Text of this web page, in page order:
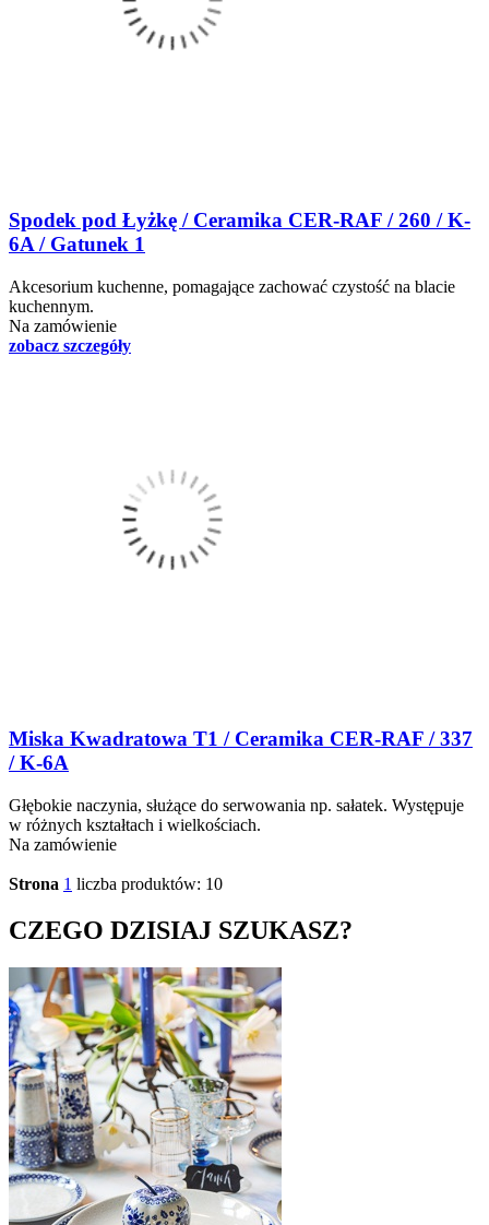
Spodek pod Łyżkę / Ceramika CER-RAF / 260 / K-
6A / Gatunek 1
Akcesorium kuchenne, pomagające zachować czystość na blacie
kuchennym.
Na zamówienie
zobacz szczegóły
Miska Kwadratowa T1 / Ceramika CER-RAF / 337
/ K-6A
Głębokie naczynia, służące do serwowania np. sałatek. Występuje
w różnych kształtach i wielkościach.
Na zamówienie
Strona 1 liczba produktów: 10
CZEGO DZISIAJ SZUKASZ?